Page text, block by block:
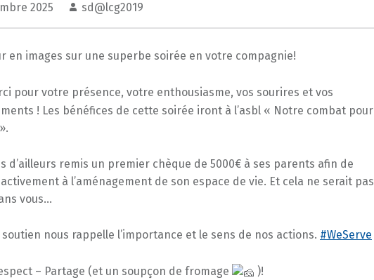
2025 sd@lcg2019
en images sur une superbe soirée en votre compagnie!
pour votre présence, votre enthousiasme, vos sourires et vos
! Les bénéfices de cette soirée iront à l’asbl « Notre combat pour
d’ailleurs remis un premier chèque de 5000€ à ses parents afin de
à l’aménagement de son espace de vie. Et cela ne serait pas
vous…
nous rappelle l’importance et le sens de nos actions. #WeServe
– Partage (et un soupçon de fromage )!